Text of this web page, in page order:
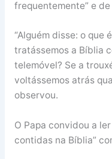
frequentemente” e
“Alguém disse: o que
tratássemos a Bíblia
telemóvel? Se a
voltássemos atrás
observou.
O Papa convidou a
contidas na Bíblia”